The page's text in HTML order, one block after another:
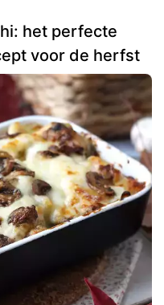
het perfecte
voor de herfst